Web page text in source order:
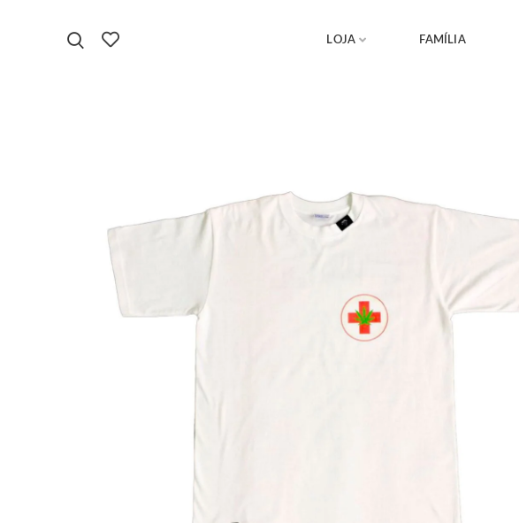
LOJA FAMÍLIA